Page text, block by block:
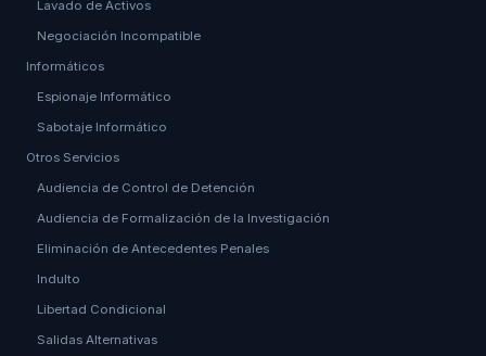
Lavado de Activos
Negociación Incompatible
Informáticos
Espionaje Informático
Sabotaje Informático
Otros Servicios
Audiencia de Control de Detención
Audiencia de Formalización de la Investigación
Eliminación de Antecedentes Penales
Indulto
Libertad Condicional
Salidas Alternativas